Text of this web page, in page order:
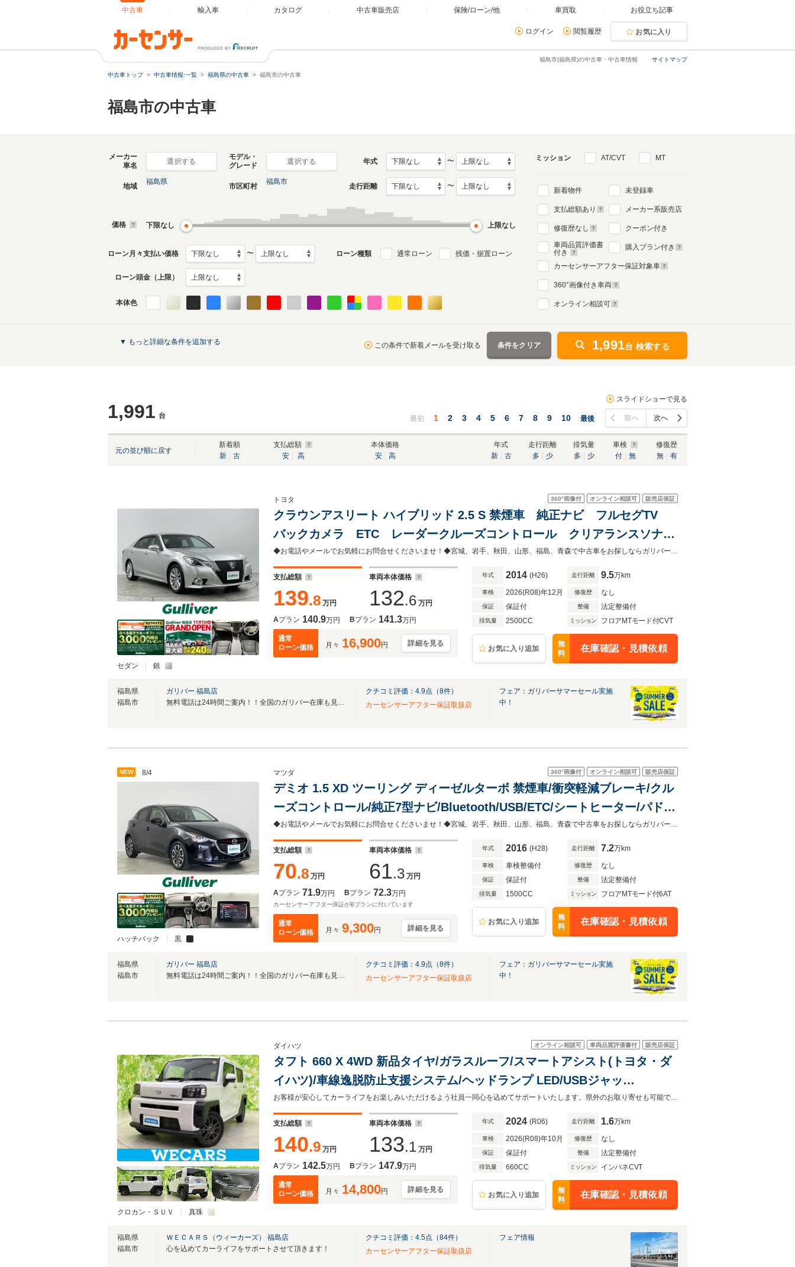
中古車 輸入車 カタログ 中古車販売店 保険/ローン/他 車買取 お役立ち記事
ログイン 閲覧履歴 お気に入り
サイトマップ
福島市(福島県)の中古車・中古車情報
中古車トップ 中古車情報:一覧 福島県の中古車 福島市の中古車
福島市の中古車
メーカー
車名
選択する
モデル・
グレード
選択する 年式 〜
地域
福島県
市区町村
福島市
走行距離 〜
価格 下限なし 上限なし
ローン月々支払い価格 〜 ローン種類 通常ローン 残価・据置ローン
ローン頭金（上限）
本体色
ミッション AT/CVT MT
新着物件
支払総額あり
修復歴なし
車両品質評価書
付き
未登録車
メーカー系販売店
クーポン付き
購入プラン付き
カーセンサーアフター保証対象車
360°画像付き車両
オンライン相談可
▼ もっと詳細な条件を追加する この条件で新着メールを受け取る 条件をクリア 1,991台 検索する
1,991 台
スライドショーで見る
最初 1 2 3 4 5 6 7 8 9 10 最後 前へ 次へ
元の並び順に戻す
新着順
新
古
支払総額
安
高
本体価格
安
高
年式
新
古
走行距離
多
少
排気量
多
少
車検
付
無
修復歴
無
有
セダン 銀
360°画像付 オンライン相談可 販売店保証
トヨタ
クラウンアスリート ハイブリッド 2.5 S 禁煙車 純正ナビ フルセグTV
バックカメラ ETC レーダークルーズコントロール クリアランスソナ
ー 前席パワーシート シートヒーター ステアリングヒーター オートエ
アコン オートライト 横滑り防止
◆お電話やメールでお気軽にお問合せくださいませ！◆宮城、岩手、秋田、山形、福島、青森で中古車をお探しならガリバーへ！
支払総額
139.8 万円
車両本体価格
132.6 万円
Aプラン 140.9万円 Bプラン 141.3万円
通常
ローン価格
月々 16,900円 詳細を見る
年式 2014 (H26) 走行距離 9.5万km
車検 2026(R08)年12月 修復歴 なし
保証 保証付 整備 法定整備付
排気量 2500CC ミッション フロアMTモード付CVT
お気に入り追加
無
料
在庫確認・見積依頼
福島県
福島市
ガリバー 福島店
無料電話は24時間ご案内！！全国のガリバー在庫も見たい方は一括照会が可能です！
クチコミ評価： 4.9点（8件）
カーセンサーアフター保証取扱店
フェア：ガリバーサマーセール実施
中！
NEW 8/4
ハッチバック 黒
360°画像付 オンライン相談可 販売店保証
マツダ
デミオ 1.5 XD ツーリング ディーゼルターボ 禁煙車/衝突軽減ブレーキ/クル
ーズコントロール/純正7型ナビ/Bluetooth/USB/ETC/シートヒーター/パドル
シフト/純正16インチAW/純正フロアマット/HUD/電動格納ミラー/LEDヘッ
ドライト・フォグランプ
◆お電話やメールでお気軽にお問合せくださいませ！◆宮城、岩手、秋田、山形、福島、青森で中古車をお探しならガリバーへ！
支払総額
70.8 万円
車両本体価格
61.3 万円
Aプラン 71.9万円 Bプラン 72.3万円
カーセンサーアフター保証がBプランに付いています
通常
ローン価格
月々 9,300円 詳細を見る
年式 2016 (H28) 走行距離 7.2万km
車検 車検整備付 修復歴 なし
保証 保証付 整備 法定整備付
排気量 1500CC ミッション フロアMTモード付6AT
お気に入り追加
無
料
在庫確認・見積依頼
福島県
福島市
ガリバー 福島店
無料電話は24時間ご案内！！全国のガリバー在庫も見たい方は一括照会が可能です！
クチコミ評価： 4.9点（8件）
カーセンサーアフター保証取扱店
フェア：ガリバーサマーセール実施
中！
クロカン・ＳＵＶ 真珠
オンライン相談可 車両品質評価書付 販売店保証
ダイハツ
タフト 660 X 4WD 新品タイヤ/ガラスルーフ/スマートアシスト(トヨタ・ダ
イハツ)/車線逸脱防止支援システム/ヘッドランプ LED/USBジャッ
ク/ETC/EBD付ABS/横滑り防止装置
お客様が安心してカーライフをお楽しみいただけるよう社員一同心を込めてサポートいたします。県外のお取り寄せも可能です！是非お気軽にご相談ください。
支払総額
140.9 万円
車両本体価格
133.1 万円
Aプラン 142.5万円 Bプラン 147.9万円
通常
ローン価格
月々 14,800円 詳細を見る
年式 2024 (R06) 走行距離 1.6万km
車検 2026(R08)年10月 修復歴 なし
保証 保証付 整備 法定整備付
排気量 660CC ミッション インパネCVT
お気に入り追加
無
料
在庫確認・見積依頼
福島県
福島市
ＷＥＣＡＲＳ（ウィーカーズ） 福島店
心を込めてカーライフをサポートさせて頂きます！
クチコミ評価： 4.5点（84件）
カーセンサーアフター保証取扱店
フェア情報